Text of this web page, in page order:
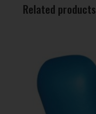
Related products